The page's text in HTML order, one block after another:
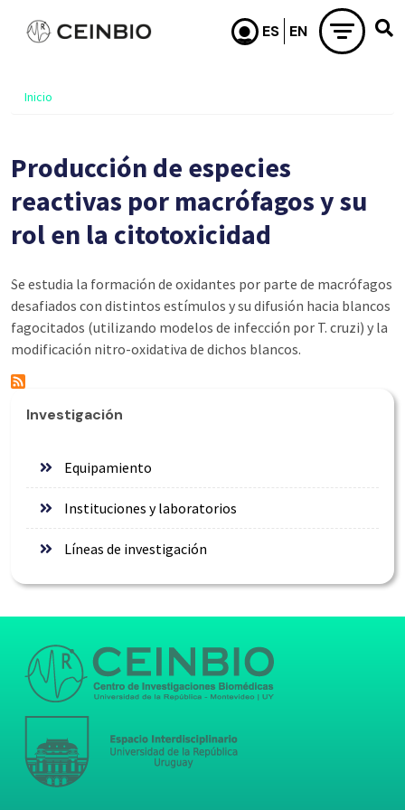
Pasar al contenido principal
Inicio
Producción de especies
reactivas por macrófagos y su
rol en la citotoxicidad
Se estudia la formación de oxidantes por parte de macrófagos
desafiados con distintos estímulos y su difusión hacia blancos
fagocitados (utilizando modelos de infección por T. cruzi) y la
modificación nitro-oxidativa de dichos blancos.
Investigación
Equipamiento
Instituciones y laboratorios
Líneas de investigación